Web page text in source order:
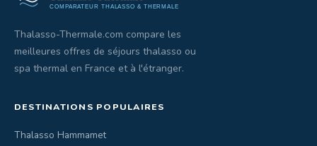
Thalasso-Thermale.com compare les
meilleures offres de séjours thalasso ou
spa thermal en France et à l'étranger.
DESTINATIONS POPULAIRES
Thalasso Hammamet